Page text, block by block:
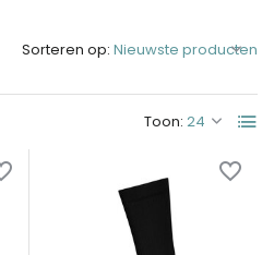
Toon:
Sorteren op: